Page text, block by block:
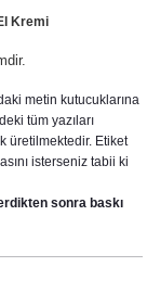
Kremi
metin kutucuklarına
tüm yazıları
üretilmektedir. Etiket
isterseniz tabii ki
sonra baskı